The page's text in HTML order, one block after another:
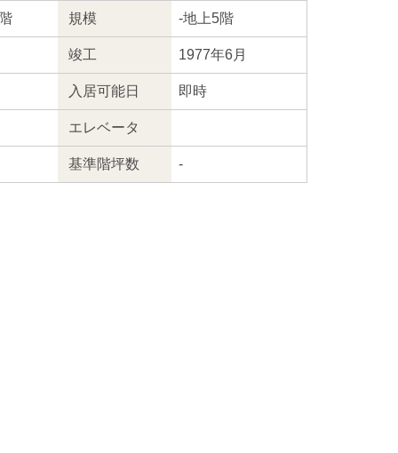
規模 -地上5階
竣工 1977年6月
入居可能日 即時
エレベータ
基準階坪数 -